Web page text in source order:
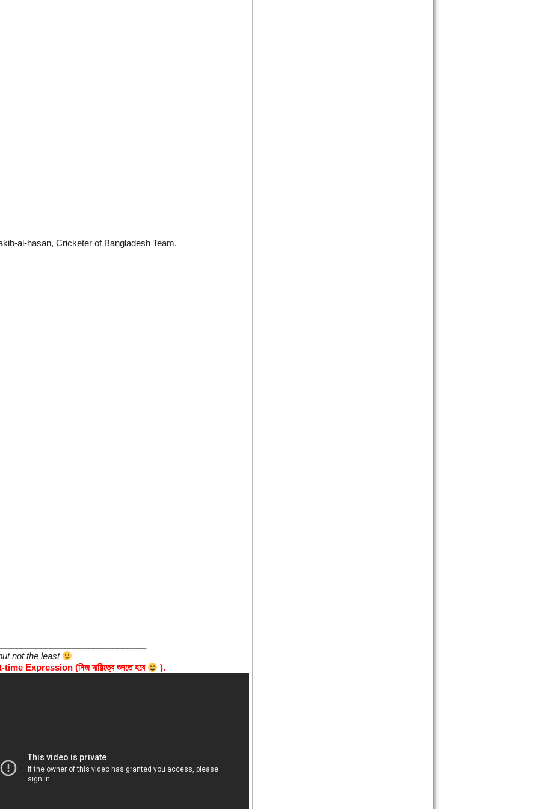
al-hasan, Cricketer of Bangladesh Team.
not the least
Expression (নিজ দায়িত্বে শুনতে হবে
).